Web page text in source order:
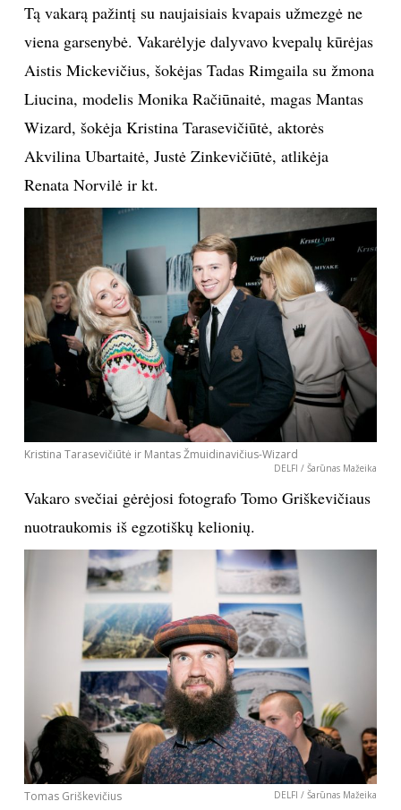
ĮDOMYBĖS
ISTORIJA
KNYGOS
INTERJERAS
VIRTUVĖ
RECEPTAI
VAIKAI
PRIVATUMO POLITIKA
Sekite mus:
PRENUMERUOK
NAUJIENLAIŠKĮ
Tą vakarą pažintį su naujaisiais kvapais užmezgė ne
viena garsenybė. Vakarėlyje dalyvavo kvepalų kūrėjas
Aistis Mickevičius, šokėjas Tadas Rimgaila su žmona
Liucina, modelis Monika Račiūnaitė, magas Mantas
Wizard, šokėja Kristina Tarasevičiūtė, aktorės
Akvilina Ubartaitė, Justė Zinkevičiūtė, atlikėja
Renata Norvilė ir kt.
Kristina Tarasevičiūtė ir Mantas Žmuidinavičius-Wizard
DELFI / Šarūnas Mažeika
Vakaro svečiai gėrėjosi fotografo Tomo Griškevičiaus
nuotraukomis iš egzotiškų kelionių.
Tomas Griškevičius DELFI / Šarūnas Mažeika